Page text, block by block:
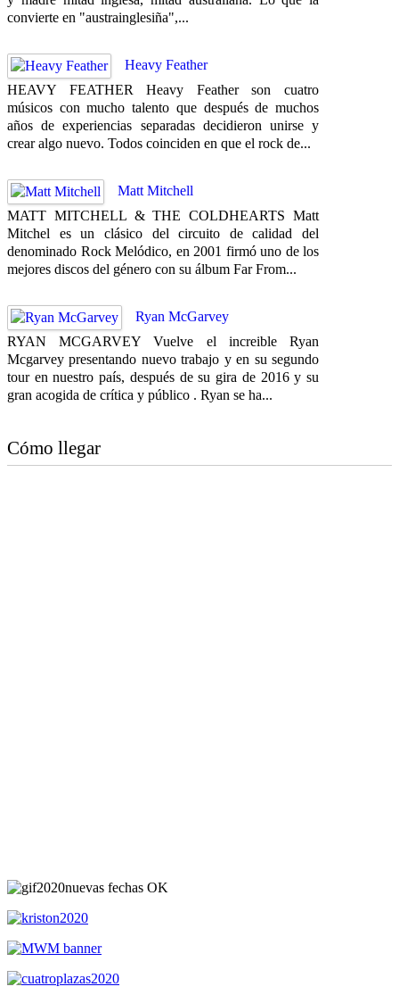
convierte en "austrainglesiña",...
Heavy Feather
HEAVY FEATHER Heavy Feather son cuatro
músicos con mucho talento que después de muchos
años de experiencias separadas decidieron unirse y
crear algo nuevo. Todos coinciden en que el rock de...
Matt Mitchell
MATT MITCHELL & THE COLDHEARTS Matt
Mitchel es un clásico del circuito de calidad del
denominado Rock Melódico, en 2001 firmó uno de los
mejores discos del género con su álbum Far From...
Ryan McGarvey
RYAN MCGARVEY Vuelve el increible Ryan
Mcgarvey presentando nuevo trabajo y en su segundo
tour en nuestro país, después de su gira de 2016 y su
gran acogida de crítica y público . Ryan se ha...
Cómo llegar